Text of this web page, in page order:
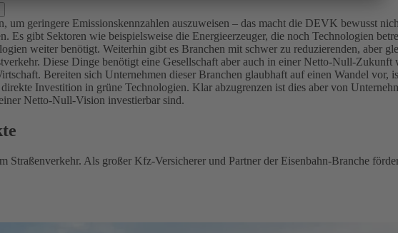
um geringere Emissionskennzahlen auszuweisen – das macht die DEVK bewusst
Es gibt Sektoren wie beispielsweise die Energieerzeuger, die noch Technologien
weiter benötigt. Weiterhin gibt es Branchen mit schwer zu reduzierenden, aber
Diese Dinge benötigt eine Gesellschaft aber auch in einer Netto-Null-
Bereiten sich Unternehmen dieser Branchen glaubhaft auf einen Wandel vor,
Investition in grüne Technologien. Klar abzugrenzen ist dies aber von
Netto-Null-Vision investierbar sind.
Straßenverkehr. Als großer Kfz-Versicherer und Partner der Eisenbahn-Branche